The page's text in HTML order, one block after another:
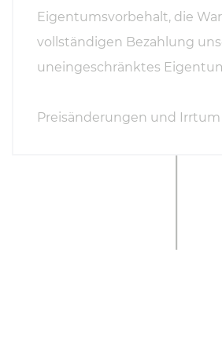
Eigentumsvorbehalt, die
vollständigen Bezahlung
uneingeschränktes
Preisänderungen und